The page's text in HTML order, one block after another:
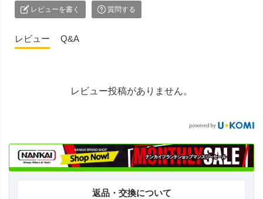
レビューを書く 質問する
レビュー Q&A
レビュー投稿がありません。
返品・交換について